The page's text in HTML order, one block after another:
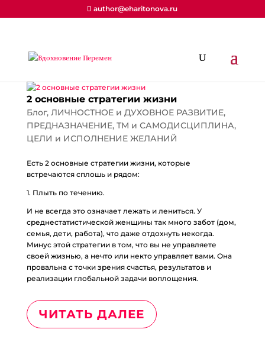
author@eharitonova.ru
2 основные стратегии жизни
Блог, ЛИЧНОСТНОЕ и ДУХОВНОЕ РАЗВИТИЕ,
ПРЕДНАЗНАЧЕНИЕ, ТМ и САМОДИСЦИПЛИНА,
ЦЕЛИ и ИСПОЛНЕНИЕ ЖЕЛАНИЙ
Есть 2 основные стратегии жизни, которые
встречаются сплошь и рядом:
1. Плыть по течению.
И не всегда это означает лежать и лениться. У
среднестатистической женщины так много забот (дом,
семья, дети, работа), что даже отдохнуть некогда.
Минус этой стратегии в том, что вы не управляете
своей жизнью, а нечто или некто управляет вами. Она
провальна с точки зрения счастья, результатов и
реализации глобальной задачи воплощения.
ЧИТАТЬ ДАЛЕЕ